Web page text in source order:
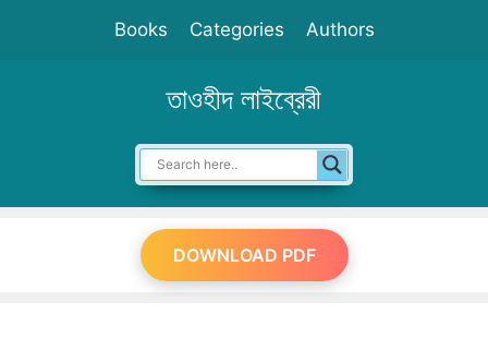
Books Categories Authors
তাওহীদ লাইব্রেরী
DOWNLOAD PDF